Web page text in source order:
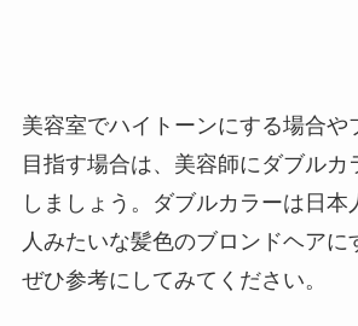
美容室でハイトーンにする場合や
目指す場合は、美容師にダブルカ
しましょう。ダブルカラーは日本
人みたいな髪色のブロンドヘアに
ぜひ参考にしてみてください。